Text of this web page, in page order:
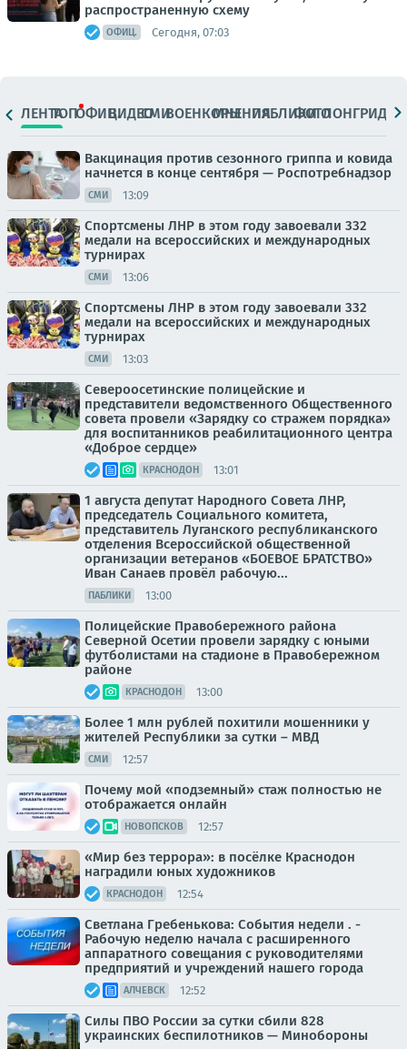
распространенную схему
ОФИЦ. Сегодня, 07:03
ЛЕНТАТОПОФИЦ.ВИДЕОСМИВОЕНКОРЫМНЕНИЯПАБЛИКИ
ФОТОЛОНГРИДЫ
Вакцинация против сезонного гриппа и ковида
начнется в конце сентября — Роспотребнадзор
СМИ 13:09
Спортсмены ЛНР в этом году завоевали 332
медали на всероссийских и международных
турнирах
СМИ 13:06
Спортсмены ЛНР в этом году завоевали 332
медали на всероссийских и международных
турнирах
СМИ 13:03
Североосетинские полицейские и
представители ведомственного Общественного
совета провели «Зарядку со стражем порядка»
для воспитанников реабилитационного центра
«Доброе сердце»
КРАСНОДОН 13:01
1 августа депутат Народного Совета ЛНР,
председатель Социального комитета,
представитель Луганского республиканского
отделения Всероссийской общественной
организации ветеранов «БОЕВОЕ БРАТСТВО»
Иван Санаев провёл рабочую...
ПАБЛИКИ 13:00
Полицейские Правобережного района
Северной Осетии провели зарядку с юными
футболистами на стадионе в Правобережном
районе
КРАСНОДОН 13:00
Более 1 млн рублей похитили мошенники у
жителей Республики за сутки – МВД
СМИ 12:57
Почему мой «подземный» стаж полностью не
отображается онлайн
НОВОПСКОВ 12:57
«Мир без террора»: в посёлке Краснодон
наградили юных художников
КРАСНОДОН 12:54
Светлана Гребенькова: События недели . -
Рабочую неделю начала с расширенного
аппаратного совещания с руководителями
предприятий и учреждений нашего города
АЛЧЕВСК 12:52
Силы ПВО России за сутки сбили 828
украинских беспилотников — Минобороны